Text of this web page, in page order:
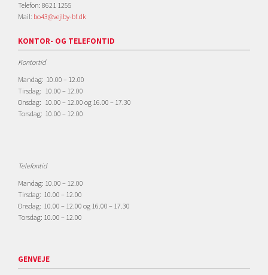
Telefon: 8621 1255
Mail: bo43@vejlby-bf.dk
KONTOR- OG TELEFONTID
Kontortid
Mandag: 10.00 – 12.00
Tirsdag: 10.00 – 12.00
Onsdag: 10.00 – 12.00 og 16.00 – 17.30
Torsdag: 10.00 – 12.00
Telefontid
Mandag: 10.00 – 12.00
Tirsdag: 10.00 – 12.00
Onsdag: 10.00 – 12.00 og 16.00 – 17.30
Torsdag: 10.00 – 12.00
GENVEJE